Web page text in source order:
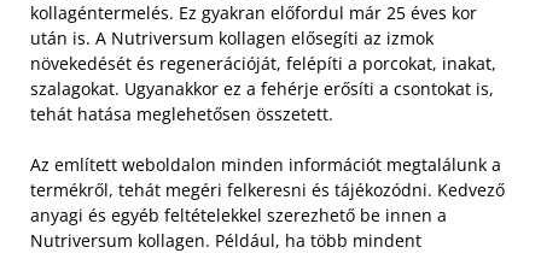
kollagéntermelés. Ez gyakran előfordul már 25 éves kor
után is. A Nutriversum kollagen elősegíti az izmok
növekedését és regenerációját, felépíti a porcokat, inakat,
szalagokat. Ugyanakkor ez a fehérje erősíti a csontokat is,
tehát hatása meglehetősen összetett.
Az említett weboldalon minden információt megtalálunk a
termékről, tehát megéri felkeresni és tájékozódni. Kedvező
anyagi és egyéb feltételekkel szerezhető be innen a
Nutriversum kollagen. Például, ha több mindent